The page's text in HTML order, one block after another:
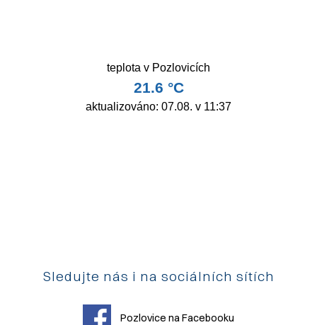
Sledujte nás i na sociálních sítích
Pozlovice na Facebooku